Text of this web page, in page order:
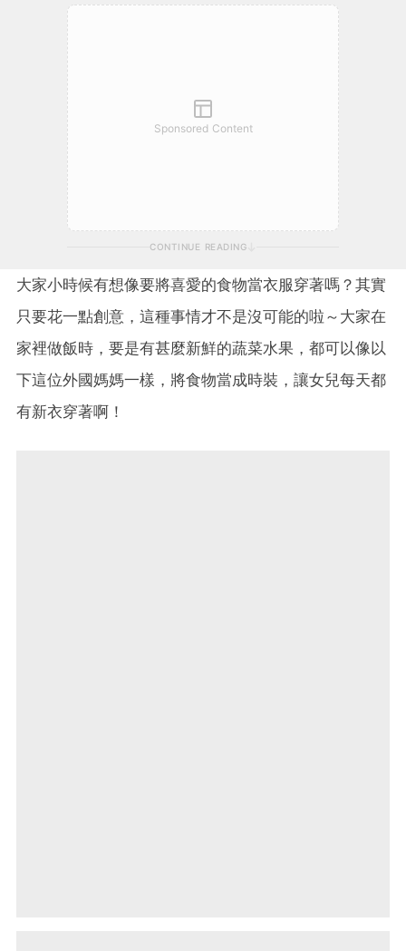
Sponsored Content
CONTINUE READING
大家小時候有想像要將喜愛的食物當衣服穿著嗎？其實
只要花一點創意，這種事情才不是沒可能的啦～大家在
家裡做飯時，要是有甚麼新鮮的蔬菜水果，都可以像以
下這位外國媽媽一樣，將食物當成時裝，讓女兒每天都
有新衣穿著啊！